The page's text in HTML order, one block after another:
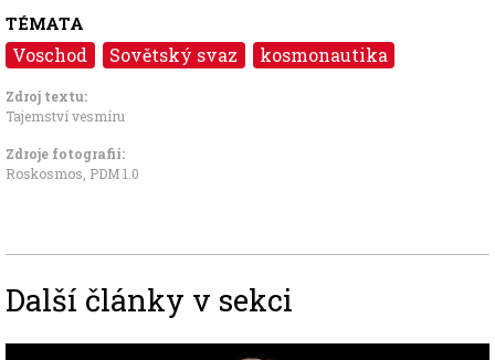
TÉMATA
Voschod Sovětský svaz kosmonautika
Zdroj textu:
Tajemství vesmíru
Zdroje fotografii:
Roskosmos PDM 1.0
Další články v sekci